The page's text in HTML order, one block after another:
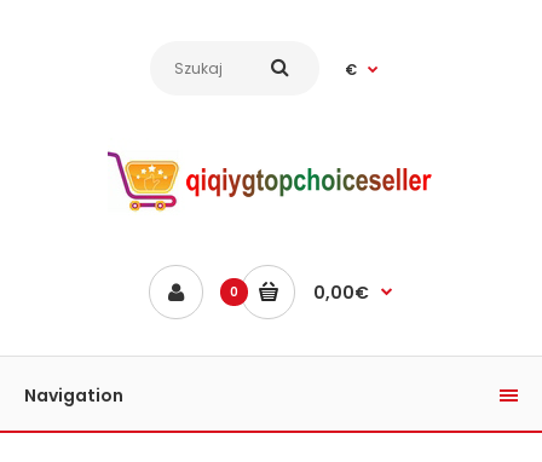
€
0 0,00€
Navigation